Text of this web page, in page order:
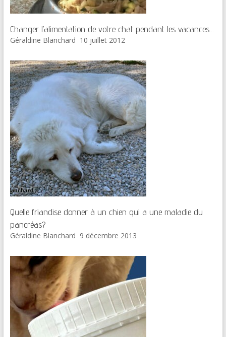
Changer l’alimentation de votre chat pendant les vacances…
Géraldine Blanchard 10 juillet 2012
Quelle friandise donner à un chien qui a une maladie du
pancréas?
Géraldine Blanchard 9 décembre 2013